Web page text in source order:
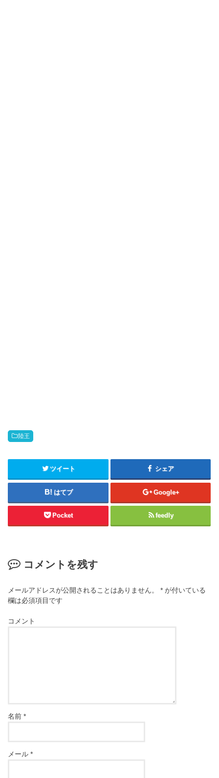
陸王
ツイート シェア
はてブ Google+
Pocket feedly
コメントを残す
メールアドレスが公開されることはありません。 * が付いている
欄は必須項目です
コメント
名前*
メール*